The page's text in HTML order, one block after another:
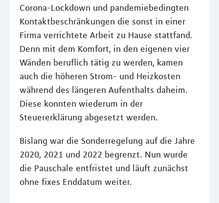
Corona-Lockdown und pandemiebedingten
Kontaktbeschränkungen die sonst in einer
Firma verrichtete Arbeit zu Hause stattfand.
Denn mit dem Komfort, in den eigenen vier
Wänden beruflich tätig zu werden, kamen
auch die höheren Strom- und Heizkosten
während des längeren Aufenthalts daheim.
Diese konnten wiederum in der
Steuererklärung abgesetzt werden.
Bislang war die Sonderregelung auf die Jahre
2020, 2021 und 2022 begrenzt. Nun wurde
die Pauschale entfristet und läuft zunächst
ohne fixes Enddatum weiter.